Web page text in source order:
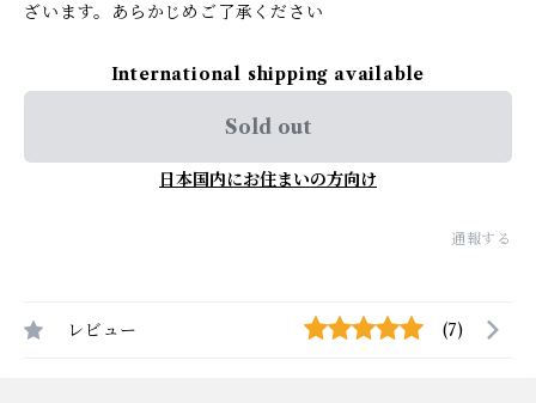
ざいます。あらかじめご了承ください
International shipping available
Sold out
日本国内にお住まいの方向け
通報する
レビュー (7)